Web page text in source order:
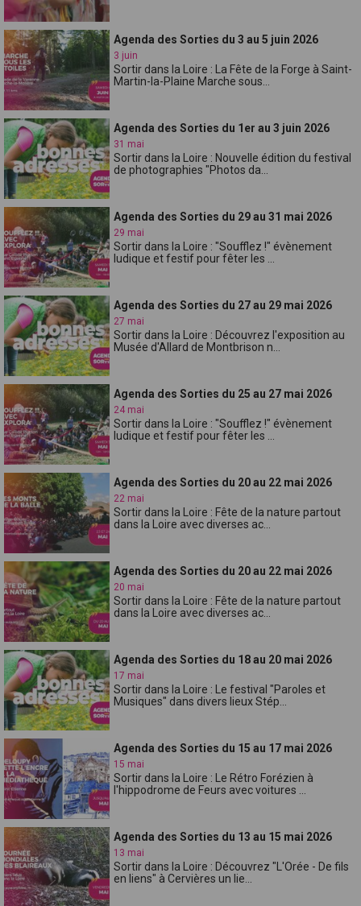
Agenda des Sorties du 3 au 5 juin 2026
3 juin
Sortir dans la Loire : La Fête de la Forge à Saint-
Martin-la-Plaine Marche sous...
Agenda des Sorties du 1er au 3 juin 2026
31 mai
Sortir dans la Loire : Nouvelle édition du festival
de photographies "Photos da...
Agenda des Sorties du 29 au 31 mai 2026
29 mai
Sortir dans la Loire : "Soufflez !" évènement
ludique et festif pour fêter les ...
Agenda des Sorties du 27 au 29 mai 2026
27 mai
Sortir dans la Loire : Découvrez l'exposition au
Musée d'Allard de Montbrison n...
Agenda des Sorties du 25 au 27 mai 2026
24 mai
Sortir dans la Loire : "Soufflez !" évènement
ludique et festif pour fêter les ...
Agenda des Sorties du 20 au 22 mai 2026
22 mai
Sortir dans la Loire : Fête de la nature partout
dans la Loire avec diverses ac...
Agenda des Sorties du 20 au 22 mai 2026
20 mai
Sortir dans la Loire : Fête de la nature partout
dans la Loire avec diverses ac...
Agenda des Sorties du 18 au 20 mai 2026
17 mai
Sortir dans la Loire : Le festival "Paroles et
Musiques" dans divers lieux Stép...
Agenda des Sorties du 15 au 17 mai 2026
15 mai
Sortir dans la Loire : Le Rétro Forézien à
l'hippodrome de Feurs avec voitures ...
Agenda des Sorties du 13 au 15 mai 2026
13 mai
Sortir dans la Loire : Découvrez "L'Orée - De fils
en liens" à Cervières un lie...